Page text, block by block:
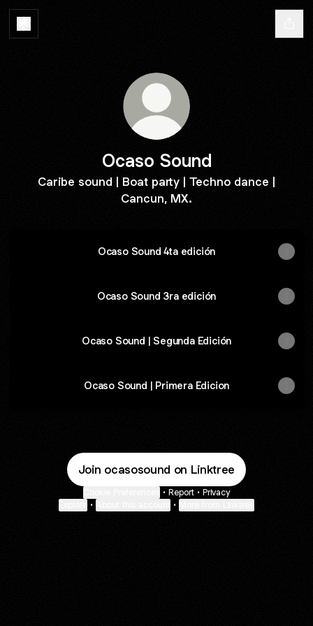
Ocaso Sound
Caribe sound | Boat party | Techno dance |
Cancun, MX.
Ocaso Sound 4ta edición
Ocaso Sound 3ra edición
Ocaso Sound | Segunda Edición
Ocaso Sound | Primera Edicion
Join ocasosound on Linktree
• Report • Privacy
• •